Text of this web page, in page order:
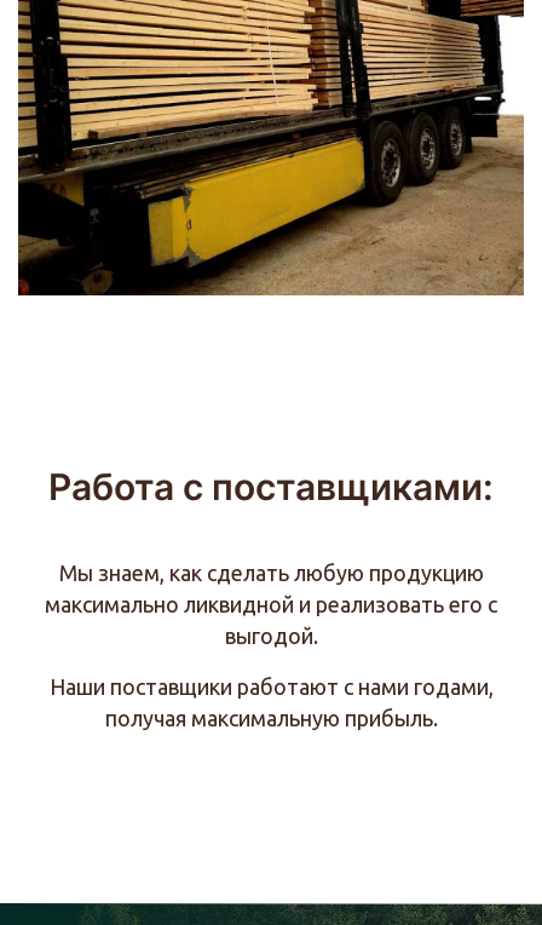
Работа с поставщиками:
Мы знаем, как сделать любую продукцию
максимально ликвидной и реализовать его с
выгодой.
Наши поставщики работают с нами годами,
получая максимальную прибыль.